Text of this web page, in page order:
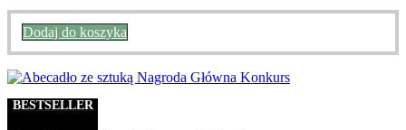
Dodaj do koszyka
BESTSELLER